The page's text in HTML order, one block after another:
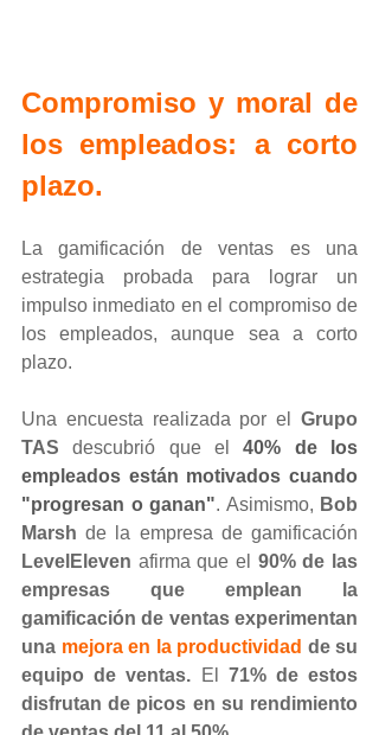
Compromiso y moral de
los empleados: a corto
plazo.
La gamificación de ventas es una
estrategia probada para lograr un
impulso inmediato en el compromiso de
los empleados, aunque sea a corto
plazo.
Una encuesta realizada por el Grupo
TAS descubrió que el 40% de los
empleados están motivados cuando
"progresan o ganan". Asimismo, Bob
Marsh
LevelEleven afirma que el 90% de las
empresas que emplean la
gamificación de ventas experimentan
una mejora en la productividad de su
equipo de ventas. El 71% de estos
disfrutan de picos en su rendimiento